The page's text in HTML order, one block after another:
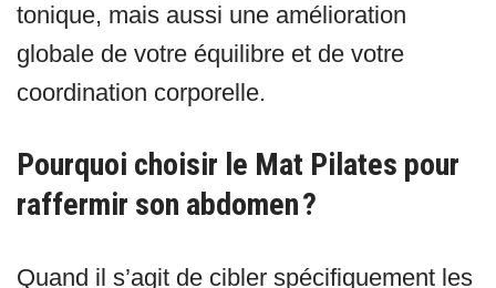
tonique, mais aussi une amélioration
globale de votre équilibre et de votre
coordination corporelle.
Pourquoi choisir le Mat Pilates pour
raffermir son abdomen ?
Quand il s’agit de cibler spécifiquement les